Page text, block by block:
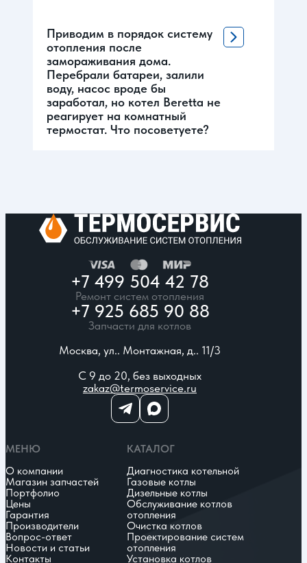
Приводим в порядок систему
отопления после
замораживания дома.
Перебрали батареи, залили
воду, насос вроде бы
заработал, но котел Beretta не
реагирует на комнатный
термостат. Что посоветуете?
+7 499 504 42 78
Ремонт систем отопления
+7 925 685 90 88
Запчасти для котлов
Москва, ул.. Монтажная, д.. 11/3
С 9 до 20, без выходных
zakaz@termoservice.ru
МЕНЮ
О компании
Магазин запчастей
Портфолио
Цены
Гарантия
Производители
Вопрос-ответ
Новости и статьи
Контакты
КАТАЛОГ
Диагностика котельной
Газовые котлы
Дизельные котлы
Обслуживание котлов
отопления
Очистка котлов
Проектирование систем
отопления
Установка котлов